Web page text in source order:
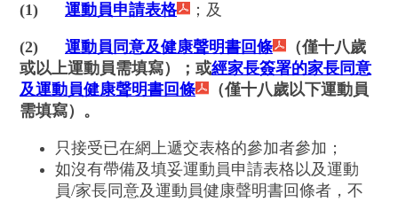
(1) 運動員申請表格 ；及
(2) 運動員同意及健康聲明書回條
（僅十八歲
或以上運動員需填寫）；或經家長簽署的家長同意
及運動員健康聲明書回條
（僅十八歲以下運動員
需填寫）。
只接受已在網上遞交表格的參加者參加；
如沒有帶備及填妥運動員申請表格以及運動
員/家長同意及運動員健康聲明書回條者，不